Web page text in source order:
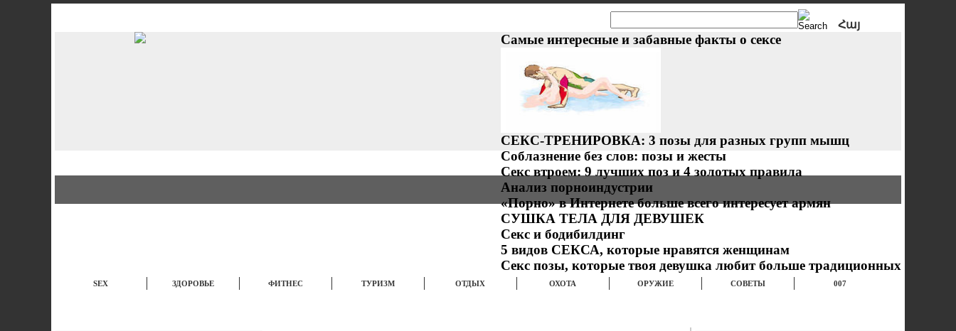
Հայ
Самые интересные и забавные факты о сексе
СЕКС-ТРЕНИРОВКА: 3 позы для разных групп мышц
Соблазнение без слов: позы и жесты
Секс втроем: 9 лучших поз и 4 золотых правила
Анализ порноиндустрии
«Порно» в Интернете больше всего интересует армян
СУШКА ТЕЛА ДЛЯ ДЕВУШЕК
Секс и бодибилдинг
5 видов СЕКСА, которые нравятся женщинам
Секс позы, которые твоя девушка любит больше традиционных
SEX ЗДОРОВЬЕ ФИТНЕС ТУРИЗМ ОТДЫХ ОХОТА ОРУЖИЕ СОВЕТЫ 007